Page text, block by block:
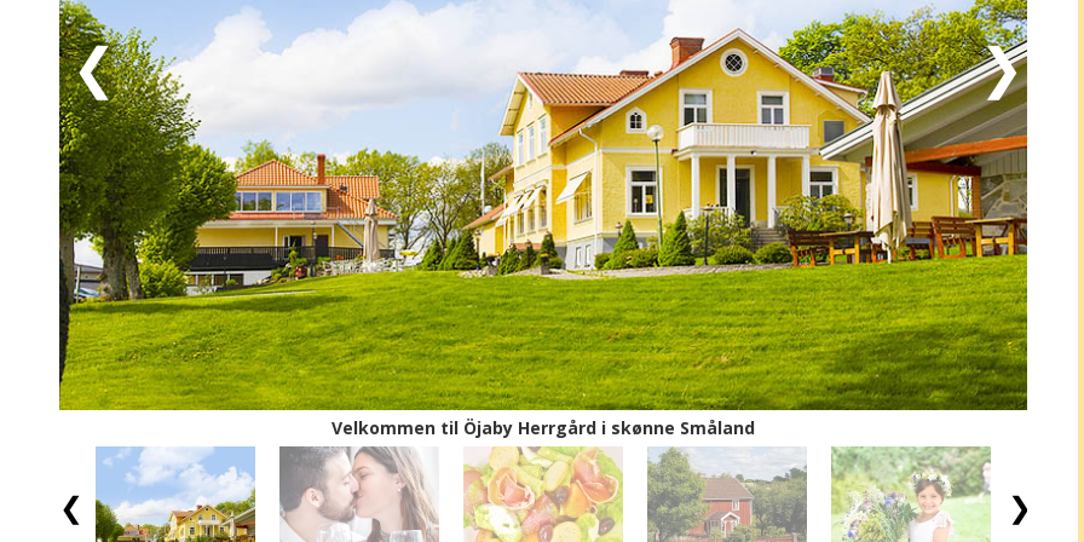
ikoniske svenske designklassikere. Se frem til en herlig, romantisk og oplevelsesrig herregårdsferie på
Öjaby Herrgård!
Velkommen til Öjaby Herrgård i skønne Småland